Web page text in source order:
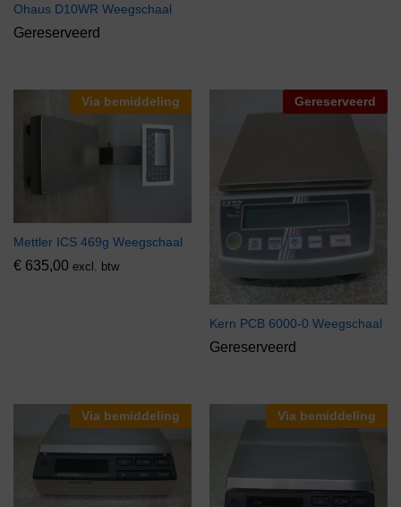
Ohaus D10WR Weegschaal
Gereserveerd
Via bemiddeling
Mettler ICS 469g Weegschaal
€ 635,00 excl. btw
Gereserveerd
Kern PCB 6000-0 Weegschaal
Gereserveerd
Via bemiddeling Via bemiddeling